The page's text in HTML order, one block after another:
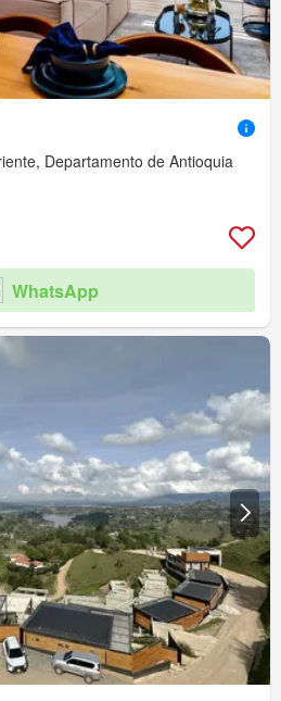
Departamento de Antioquia
WhatsApp